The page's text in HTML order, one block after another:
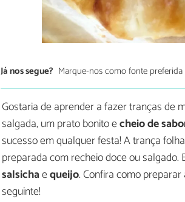
Já nos segue? Marque-nos como fonte preferida
Gostaria de aprender a fazer tranças de
salgada, um prato bonito echeio de
sucesso em qualquer festa! A trança
preparada com recheio doce ou
salsichaequeijo. Confira como preparar
seguinte!